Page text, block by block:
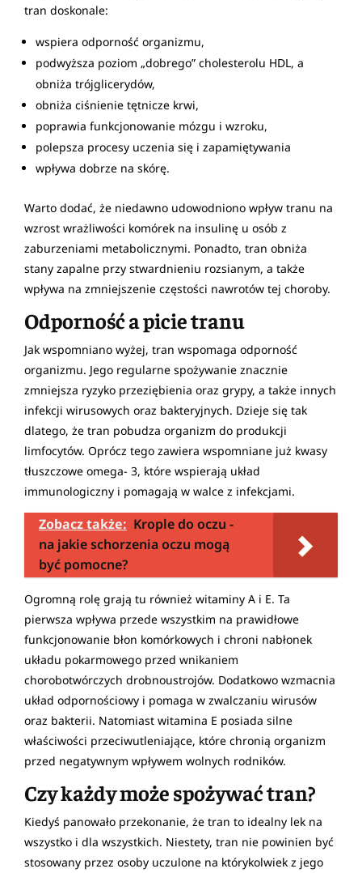
tran doskonale:
wspiera odporność organizmu,
podwyższa poziom „dobrego” cholesterolu HDL, a
obniża trójglicerydów,
obniża ciśnienie tętnicze krwi,
poprawia funkcjonowanie mózgu i wzroku,
polepsza procesy uczenia się i zapamiętywania
wpływa dobrze na skórę.
Warto dodać, że niedawno udowodniono wpływ tranu na
wzrost wrażliwości komórek na insulinę u osób z
zaburzeniami metabolicznymi. Ponadto, tran obniża
stany zapalne przy stwardnieniu rozsianym, a także
wpływa na zmniejszenie częstości nawrotów tej choroby.
Odporność a picie tranu
Jak wspomniano wyżej, tran wspomaga odporność
organizmu. Jego regularne spożywanie znacznie
zmniejsza ryzyko przeziębienia oraz grypy, a także innych
infekcji wirusowych oraz bakteryjnych. Dzieje się tak
dlatego, że tran pobudza organizm do produkcji
limfocytów. Oprócz tego zawiera wspomniane już kwasy
tłuszczowe omega- 3, które wspierają układ
immunologiczny i pomagają w walce z infekcjami.
Zobacz także: Krople do oczu -
na jakie schorzenia oczu mogą
być pomocne?
Ogromną rolę grają tu również witaminy A i E. Ta
pierwsza wpływa przede wszystkim na prawidłowe
funkcjonowanie błon komórkowych i chroni nabłonek
układu pokarmowego przed wnikaniem
chorobotwórczych drobnoustrojów. Dodatkowo wzmacnia
układ odpornościowy i pomaga w zwalczaniu wirusów
oraz bakterii. Natomiast witamina E posiada silne
właściwości przeciwutleniające, które chronią organizm
przed negatywnym wpływem wolnych rodników.
Czy każdy może spożywać tran?
Kiedyś panowało przekonanie, że tran to idealny lek na
wszystko i dla wszystkich. Niestety, tran nie powinien być
stosowany przez osoby uczulone na którykolwiek z jego